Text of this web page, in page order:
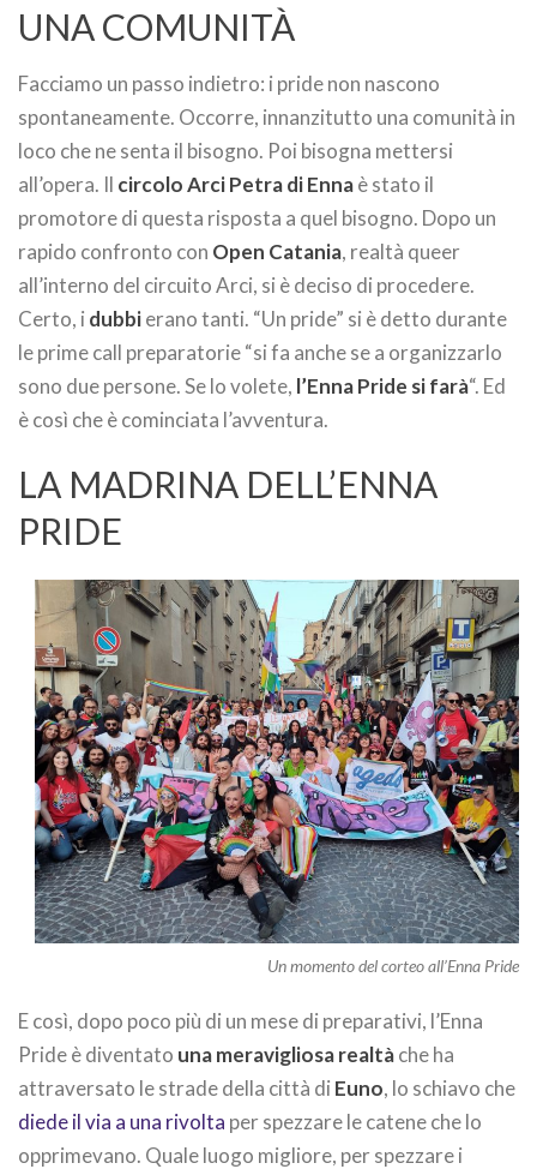
UNA COMUNITÀ
Facciamo un passo indietro: i pride non nascono
spontaneamente. Occorre, innanzitutto una comunità in
loco che ne senta il bisogno. Poi bisogna mettersi
all’opera. Il circolo Arci Petra di Ennaè stato il
promotore di questa risposta a quel bisogno. Dopo un
rapido confronto con Open Catania, realtà queer
all’interno del circuito Arci, si è deciso di procedere.
Certo, i dubbierano tanti. “Un pride” si è detto durante
le prime call preparatorie “si fa anche se a organizzarlo
sono due persone. Se lo volete, l’Enna Pride si farà“. Ed
è così che è cominciata l’avventura.
LA MADRINA DELL’ENNA
PRIDE
Un momento del corteo all’Enna Pride
E così, dopo poco più di un mese di preparativi, l’Enna
Pride è diventato una meravigliosa realtàche ha
attraversato le strade della città di Euno, lo schiavo che
diede il via a una rivolta per spezzare le catene che lo
opprimevano. Quale luogo migliore, per spezzare i